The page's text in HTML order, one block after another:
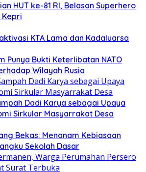
HUT ke-81 RI, Belasan Superhero
Kepri
KTA Lama dan Kadaluarsa
Punya Bukti Keterlibatan NATO
Wilayah Rusia
Dadi Karya sebagai Upaya
Sirkular Masyarrakat Desa
Bekas: Menanam Kebiasaan
Sekolah Dasar